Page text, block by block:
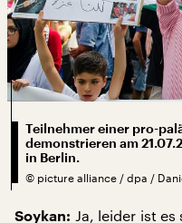
Teilnehmer einer pro-
demonstrieren am
in Berlin.
© picture alliance / dpa /
Soykan: Ja, leider ist es